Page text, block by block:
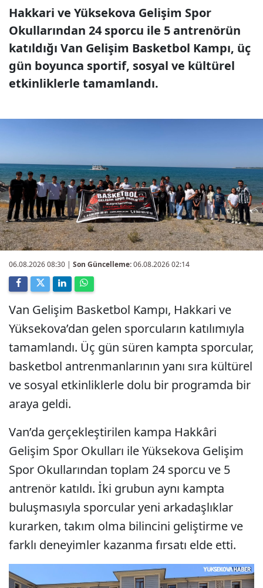
Hakkari ve Yüksekova Gelişim Spor
Okullarından 24 sporcu ile 5 antrenörün
katıldığı Van Gelişim Basketbol Kampı, üç
gün boyunca sportif, sosyal ve kültürel
etkinliklerle tamamlandı.
06.08.2026 08:30 | Son Güncelleme:06.08.2026 02:14
Van Gelişim Basketbol Kampı, Hakkari ve
Yüksekova’dan gelen sporcuların katılımıyla
tamamlandı. Üç gün süren kampta sporcular,
basketbol antrenmanlarının yanı sıra kültürel
ve sosyal etkinliklerle dolu bir programda bir
araya geldi.
Van’da gerçekleştirilen kampa Hakkâri
Gelişim Spor Okulları ile Yüksekova Gelişim
Spor Okullarından toplam 24 sporcu ve 5
antrenör katıldı. İki grubun aynı kampta
buluşmasıyla sporcular yeni arkadaşlıklar
kurarken, takım olma bilincini geliştirme ve
farklı deneyimler kazanma fırsatı elde etti.